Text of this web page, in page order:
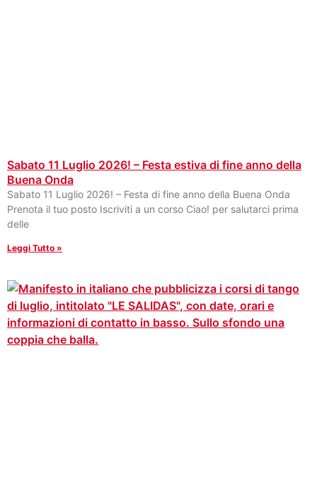
Sabato 11 Luglio 2026! – Festa estiva di fine anno della
Buena Onda
Sabato 11 Luglio 2026! – Festa di fine anno della Buena Onda
Prenota il tuo posto Iscriviti a un corso Ciao! per salutarci prima
delle
Leggi Tutto »